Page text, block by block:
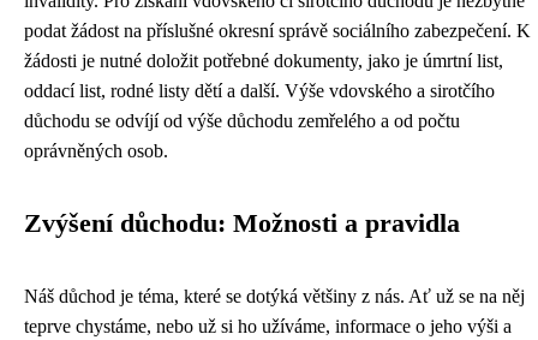
podat žádost na příslušné okresní správě sociálního zabezpečení. K
žádosti je nutné doložit potřebné dokumenty, jako je úmrtní list,
oddací list, rodné listy dětí a další. Výše vdovského a sirotčího
důchodu se odvíjí od výše důchodu zemřelého a od počtu
oprávněných osob.
Zvýšení důchodu: Možnosti a pravidla
Náš důchod je téma, které se dotýká většiny z nás. Ať už se na něj
teprve chystáme, nebo už si ho užíváme, informace o jeho výši a